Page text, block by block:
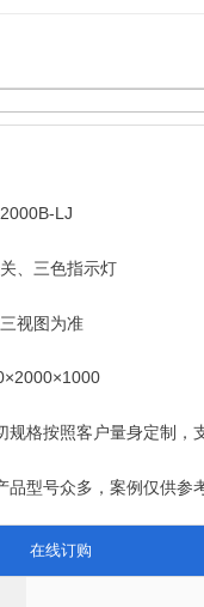
LJ
、三色指示灯
视图为准
规格按照客户量身定制，
品型号众多，案例仅供参
在线订购